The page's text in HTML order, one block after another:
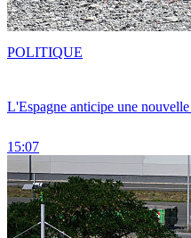
L'Espagne anticipe une
15:07
POLITIQUE